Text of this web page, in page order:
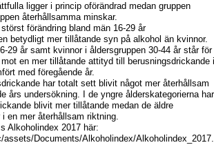
ligger i princip oförändrad medan gruppen
återhållsamma minskar.
förändring bland män 16-29 år
betydligt mer tillåtande syn på alkohol än kvinnor.
29 år samt kvinnor i åldersgruppen 30-44 år står för
en mer tillåtande attityd till berusningsdrickande i
med föregående år.
har totalt sett blivit något mer återhållsam
års undersökning. I de yngre ålderskategorierna har
blivit mer tillåtande medan de äldre
en mer återhållsam riktning.
Alkoholindex 2017 här:
assets/Documents/Alkoholindex/